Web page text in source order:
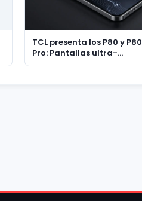
TCL presenta los P80 y P80
Pro: Pantallas ultra-
delgadas que imitan